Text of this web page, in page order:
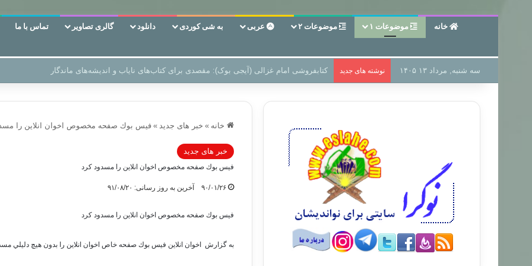
خانه موضوعات ۱ موضوعات ۲ عربی به شی کوردی دانلود گالری تصاویر تماس با ما
سه شنبه, مرداد ۱۳ ۱۴۰۵ نوشته های جدید سر دفتر فساد در زمین‌، دوری وکناره‌گیری از راه خداست‌!
خانه » خبر های جدید » فيس بوك صفحه مخصوص اخوان انلاين را
خبر های جدید
فيس بوك صفحه مخصوص اخوان انلاين را مسدود كرد
۹۰/۰۱/۲۶ آخرین به روز رسانی: ۹۱/۰۸/۲۰
فيس بوك صفحه مخصوص اخوان انلاين را مسدود كرد
به گزارش اخوان انلاين فيس بوك صفحه خاص اخوان انلاين را بدون هيچ دليلي